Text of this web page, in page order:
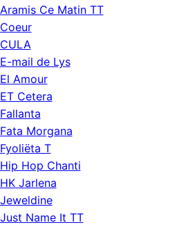
Aramis Ce Matin TT
Coeur
CULA
E-mail de Lys
El Amour
ET Cetera
Fallanta
Fata Morgana
Fyoliëta T
Hip Hop Chanti
HK Jarlena
Jeweldine
Just Name It TT